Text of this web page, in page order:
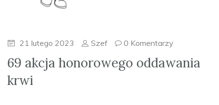
21 lutego 2023 Szef 0 Komentarzy
69 akcja honorowego oddawania
krwi